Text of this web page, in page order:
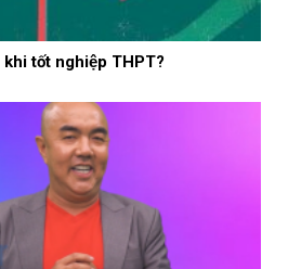
khi tốt nghiệp THPT?